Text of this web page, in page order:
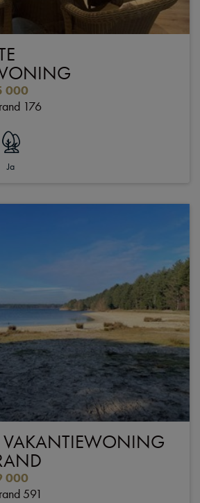
000
176
Ja
VAKANTIEWONING
000
591